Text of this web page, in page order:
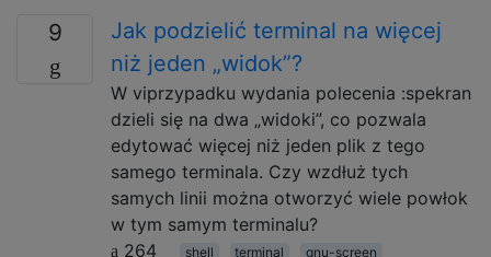
9
Jak podzielić terminal na więcej
niż jeden „widok”?
W viprzypadku wydania polecenia :spekran
dzieli się na dwa „widoki”, co pozwala
edytować więcej niż jeden plik z tego
samego terminala. Czy wzdłuż tych
samych linii można otworzyć wiele powłok
w tym samym terminalu?
264
shell terminal gnu-screen